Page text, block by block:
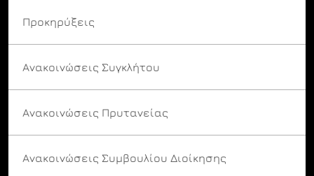
Προκηρύξεις
Ανακοινώσεις Συγκλήτου
Ανακοινώσεις Πρυτανείας
Ανακοινώσεις Συμβουλίου Διοίκησης